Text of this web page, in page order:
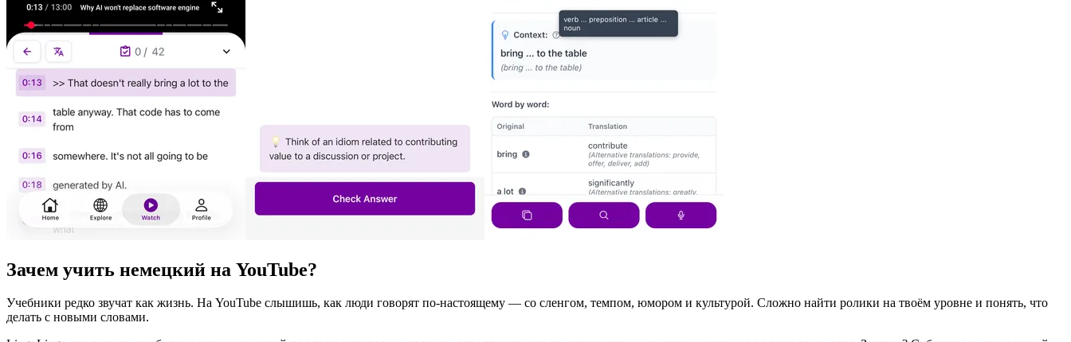
Зачем учить немецкий на YouTube?
Учебники редко звучат как жизнь. На YouTube слышишь, как люди говорят по-настоящему — со сленгом, темпом, юмором и культурой. Сложно найти ролики на твоём уровне и понять, что
делать с новыми словами.